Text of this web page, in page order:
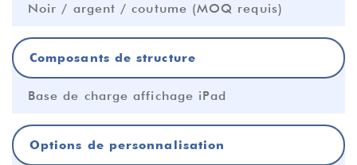
Noir / argent / coutume (MOQ requis)
Composants de structure
Base de charge affichage iPad
Options de personnalisation